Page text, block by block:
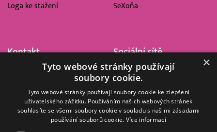
Loga ke stažení
SeXoňa
Kontakt
Barrandov Televizní Studio,
Kříženeckého nám. 322
152 00 Praha 5
IČ 416 93 311
Sociální sítě
×
Tyto webové stránky používají
soubory cookie.
Tyto webové stránky používají soubory cookie ke zlepšení
uživatelského zážitku. Používáním našich webových stránek
souhlasíte se všemi soubory cookie v souladu s našimi zásadami
používání souborů cookie. Více informací